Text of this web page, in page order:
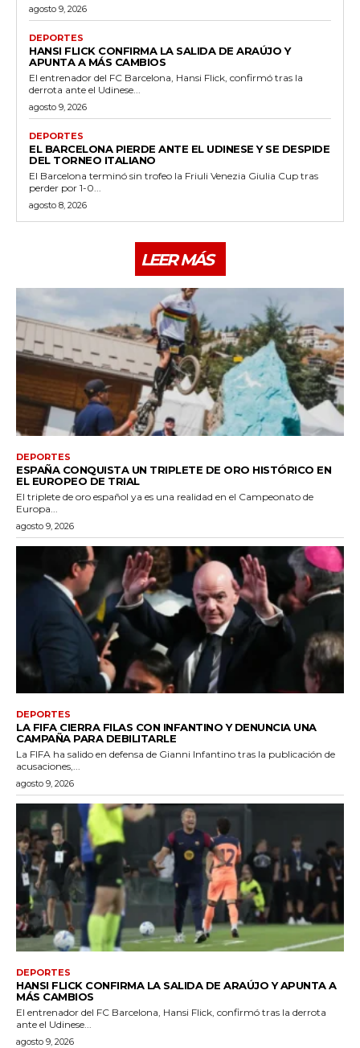
agosto 9, 2026
DEPORTES
HANSI FLICK CONFIRMA LA SALIDA DE ARAÚJO Y
APUNTA A MÁS CAMBIOS
El entrenador del FC Barcelona, Hansi Flick, confirmó tras la
derrota ante el Udinese...
agosto 9, 2026
DEPORTES
EL BARCELONA PIERDE ANTE EL UDINESE Y SE DESPIDE
DEL TORNEO ITALIANO
El Barcelona terminó sin trofeo la Friuli Venezia Giulia Cup tras
perder por 1-0...
agosto 8, 2026
LEER MÁS
DEPORTES
ESPAÑA CONQUISTA UN TRIPLETE DE ORO HISTÓRICO EN
EL EUROPEO DE TRIAL
El triplete de oro español ya es una realidad en el Campeonato de
Europa...
agosto 9, 2026
DEPORTES
LA FIFA CIERRA FILAS CON INFANTINO Y DENUNCIA UNA
CAMPAÑA PARA DEBILITARLE
La FIFA ha salido en defensa de Gianni Infantino tras la publicación de
acusaciones,...
agosto 9, 2026
DEPORTES
HANSI FLICK CONFIRMA LA SALIDA DE ARAÚJO Y APUNTA A
MÁS CAMBIOS
El entrenador del FC Barcelona, Hansi Flick, confirmó tras la derrota
ante el Udinese...
agosto 9, 2026